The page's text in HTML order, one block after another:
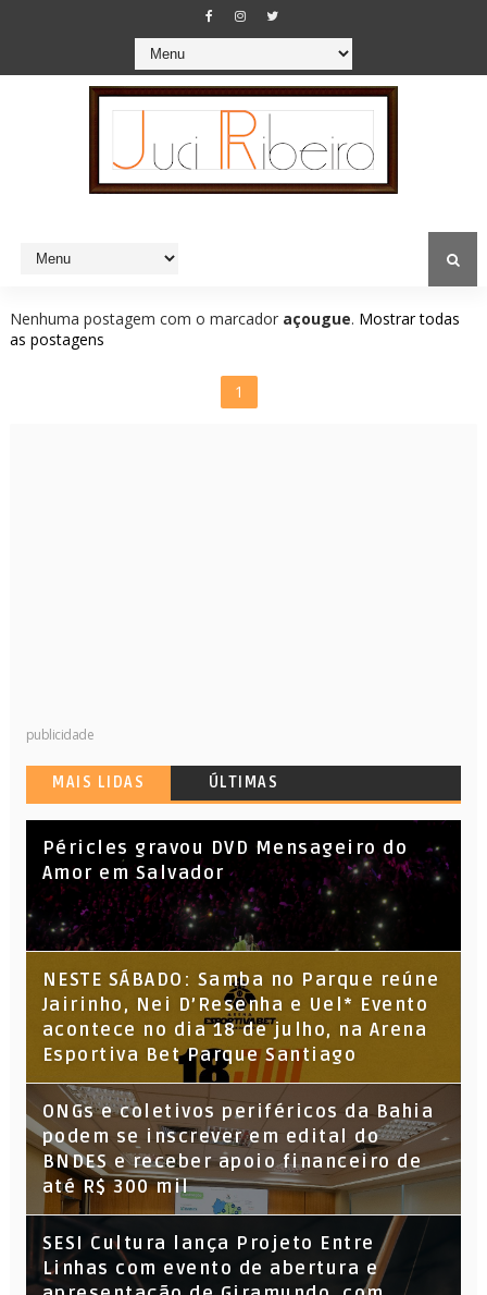
Nenhuma postagem com o marcador açougue. Mostrar todas
as postagens
1
publicidade
MAIS LIDAS ÚLTIMAS
Péricles gravou DVD Mensageiro do
Amor em Salvador
NESTE SÁBADO: Samba no Parque reúne
Jairinho, Nei D’Resenha e Uel* Evento
acontece no dia 18 de julho, na Arena
Esportiva Bet Parque Santiago
ONGs e coletivos periféricos da Bahia
podem se inscrever em edital do
BNDES e receber apoio financeiro de
até R$ 300 mil
SESI Cultura lança Projeto Entre
Linhas com evento de abertura e